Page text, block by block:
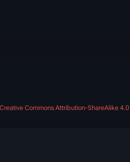
Creative Commons Attribution-ShareAlike 4.0